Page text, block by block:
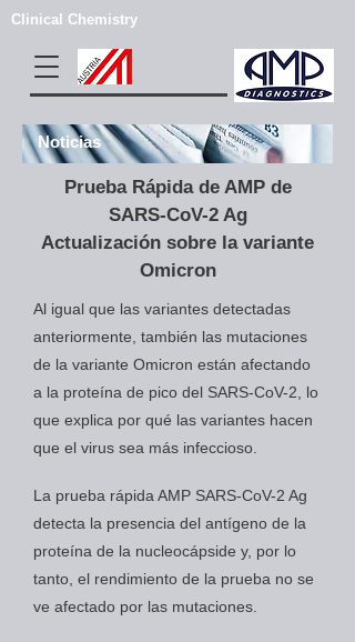
Clinical Chemistry
Prueba Rápida de AMP de
SARS-CoV-2 Ag
Actualización sobre la variante
Omicron
Al igual que las variantes detectadas
anteriormente, también las mutaciones
de la variante Omicron están afectando
a la proteína de pico del SARS-CoV-2, lo
que explica por qué las variantes hacen
que el virus sea más infeccioso.
La prueba rápida AMP SARS-CoV-2 Ag
detecta la presencia del antígeno de la
proteína de la nucleocápside y, por lo
tanto, el rendimiento de la prueba no se
ve afectado por las mutaciones.
Noticias